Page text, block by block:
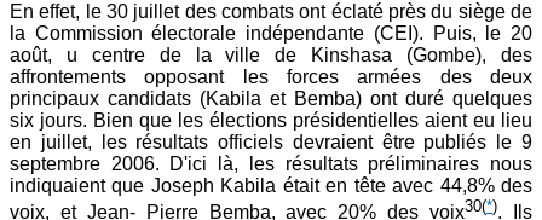
En effet, le 30 juillet des combats ont éclaté près du siège de
la Commission électorale indépendante (CEI). Puis, le 20
août, u centre de la ville de Kinshasa (Gombe), des
affrontements opposant les forces armées des deux
principaux candidats (Kabila et Bemba) ont duré quelques
six jours. Bien que les élections présidentielles aient eu lieu
en juillet, les résultats officiels devraient être publiés le 9
septembre 2006. D'ici là, les résultats préliminaires nous
indiquaient que Joseph Kabila était en tête avec 44,8% des
voix, et Jean- Pierre Bemba, avec 20% des voix30(*). Ils